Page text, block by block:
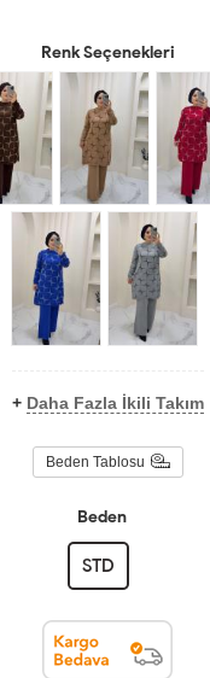
Renk Seçenekleri
+ Daha Fazla İkili Takım
Beden Tablosu
Beden
STD